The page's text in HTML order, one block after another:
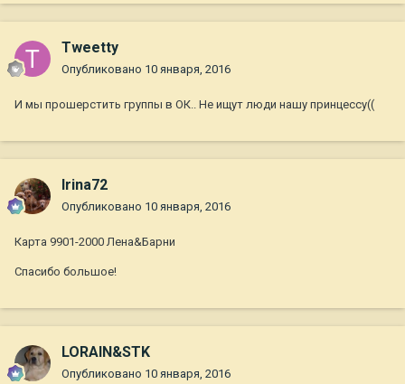
Tweetty
Опубликовано 10 января, 2016
И мы прошерстить группы в ОК.. Не ищут люди нашу принцессу((
Irina72
Опубликовано 10 января, 2016
Карта 9901-2000 Лена&Барни
Спасибо большое!
LORAIN&STK
Опубликовано 10 января, 2016